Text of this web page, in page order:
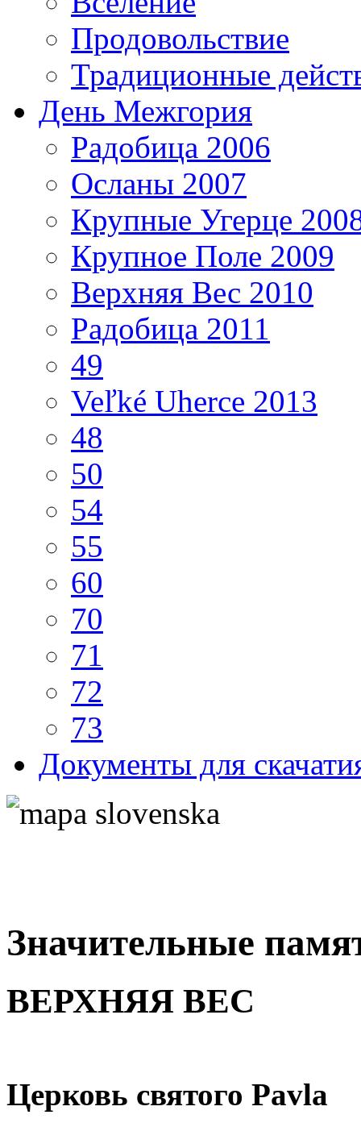
Продовольствие
Традиционные
День Межгория
Радобица 2006
Осланы 2007
Крупные Угерце
Крупное Поле 2009
Верхняя Вес 2010
Радобица 2011
49
Veľké Uherce 2013
48
50
54
55
60
70
71
72
73
Документы для
Значительные
ВЕРХНЯЯ ВЕС
Церковь святого Pavla